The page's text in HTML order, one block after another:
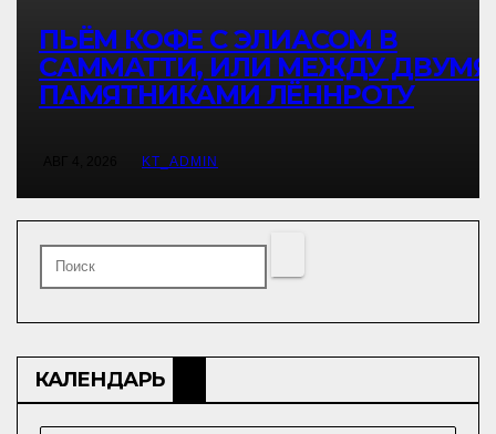
ПЬЁМ КОФЕ С ЭЛИАСОМ В
САММАТТИ, ИЛИ МЕЖДУ ДВУМЯ
ПАМЯТНИКАМИ ЛЁННРОТУ
KT_ADMIN
КАЛЕНДАРЬ